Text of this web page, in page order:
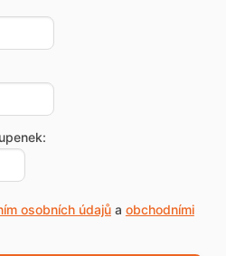
osobních údajůa obchodními